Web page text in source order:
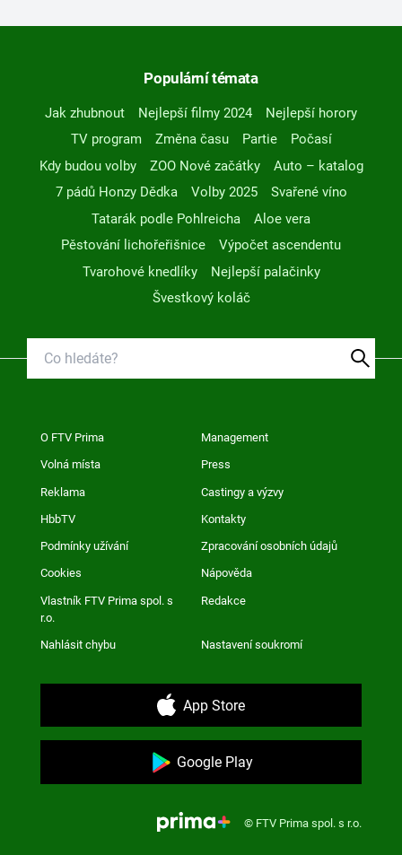
Populární témata
Jak zhubnout Nejlepší filmy 2024
Nejlepší horory
TV program
Změna času Partie
Počasí
Kdy budou volby
ZOO Nové začátky
Auto – katalog
7 pádů Honzy Dědka
Volby 2025
Svařené víno
Tatarák podle Pohlreicha
Aloe vera
Pěstování lichořeřišnice
Výpočet ascendentu
Tvarohové knedlíky
Nejlepší palačinky
Švestkový koláč
O FTV Prima Management
Volná místa Press
Reklama Castingy a výzvy
HbbTV Kontakty
Podmínky užívání Zpracování osobních údajů
Cookies Nápověda
Vlastník FTV Prima spol. s
r.o.
Redakce
Nahlásit chybu Nastavení soukromí
App Store
Google Play
© FTV Prima spol. s r.o.